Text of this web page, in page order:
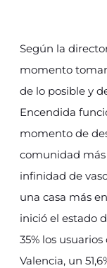
Según la
momento
de lo posible y
Encendida
momento de
comunidad
infinidad de
una casa más
inició el estado
35% los
Valencia, un